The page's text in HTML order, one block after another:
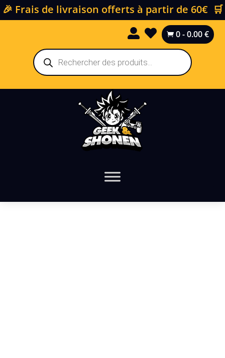
🎉 Frais de livraison offerts à partir de 60€ 🛒
   0-0.00€
Recherche
de
produits